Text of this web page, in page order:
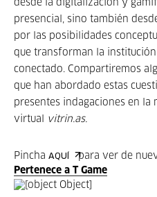
desde la digitalización y
presencial, sino también
por las posibilidades
que transforman la
conectado. Compartiremos
que han abordado estas
presentes indagaciones en la
virtual
vitrin.as.
Pincha AQUÍ
para ver de
Pertenece a T Game